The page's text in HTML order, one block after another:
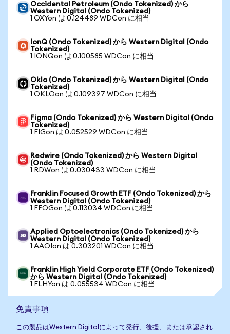
Occidental Petroleum (Ondo Tokenized) から
Western Digital (Ondo Tokenized)
1 OXYon は 0.124489 WDCon に相当
IonQ (Ondo Tokenized) から Western Digital (Ondo
Tokenized)
1 IONQon は 0.100585 WDCon に相当
Oklo (Ondo Tokenized) から Western Digital (Ondo
Tokenized)
1 OKLOon は 0.109397 WDCon に相当
Figma (Ondo Tokenized) から Western Digital (Ondo
Tokenized)
1 FIGon は 0.052529 WDCon に相当
Redwire (Ondo Tokenized) から Western Digital
(Ondo Tokenized)
1 RDWon は 0.030433 WDCon に相当
Franklin Focused Growth ETF (Ondo Tokenized) から
Western Digital (Ondo Tokenized)
1 FFOGon は 0.113034 WDCon に相当
Applied Optoelectronics (Ondo Tokenized) から
Western Digital (Ondo Tokenized)
1 AAOIon は 0.303201 WDCon に相当
Franklin High Yield Corporate ETF (Ondo Tokenized)
から Western Digital (Ondo Tokenized)
1 FLHYon は 0.055534 WDCon に相当
免責事項
この製品はWestern Digitalによって発行、後援、または承認され